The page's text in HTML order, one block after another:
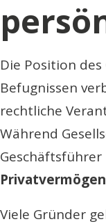
Die Position
Befugnissen
rechtliche
Während
Privatvermögen
Viele Gründer